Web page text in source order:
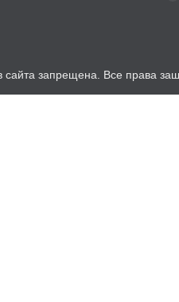
сайта запрещена. Все права